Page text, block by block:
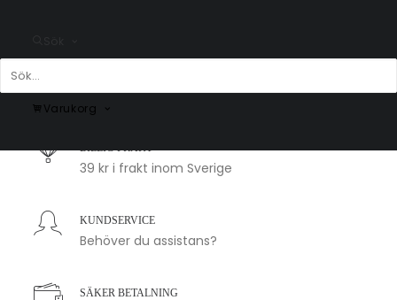
Varukorg
1-2 arbetsdagar
BILLIG FRAKT
39 kr i frakt inom Sverige
KUNDSERVICE
Behöver du assistans?
SÄKER BETALNING